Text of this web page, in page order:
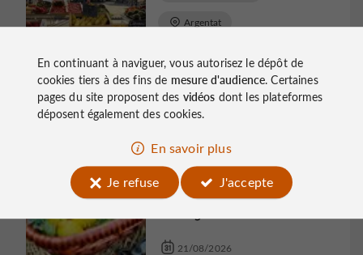
Argentat
20/08/2026
Foire de Beaulieu sur
Beaulieu-sur-Dordogne
21/08/2026
En continuant à naviguer, vous autorisez le dépôt de
cookies tiers à des fins de mesure d'audience. Certaines
pages du site proposent des vidéos dont les plateformes
déposent également des cookies.
En savoir plus
Je refuse
J'accepte